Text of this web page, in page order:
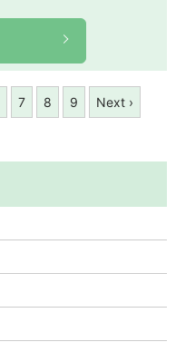
7 8 9 Next ›